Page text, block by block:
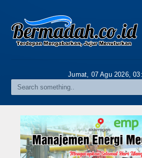
Home
Gallery
Riau
Daerah
Pekanbaru
Jumat, 07 Agu 2026,